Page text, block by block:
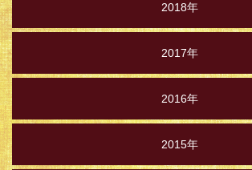
2018年
2017年
2016年
2015年